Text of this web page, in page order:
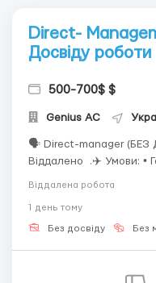
Direct-
Досвіду роботи
500-700$ $
Genius AС
🗣 Direct-manager (БЕЗ ДОСВІДУ)
Віддалено .✈️ Умови: • Готові акаунти та моделі з
та команди •
Віддалена робота
1 день тому
Без досвіду Без